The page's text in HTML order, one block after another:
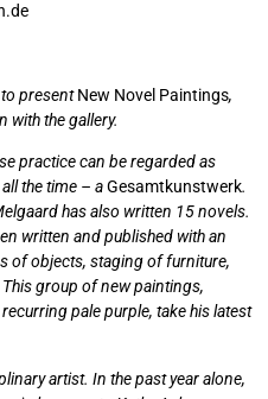
presentNew Novel Paintings,
with the gallery.
practice can be regarded as
the time – aGesamtkunstwerk.
has also written 15 novels.
written and published with an
of objects, staging of furniture,
group of new paintings,
pale purple, take his latest
artist. In the past year alone,